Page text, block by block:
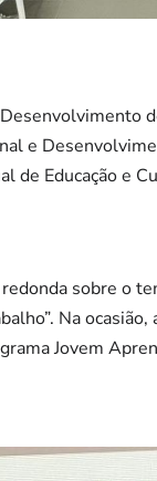
e
de Educação e
sobre o
Na
Jovem